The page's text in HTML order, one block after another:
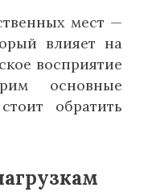
мест —
влияет на
восприятие
основные
обратить